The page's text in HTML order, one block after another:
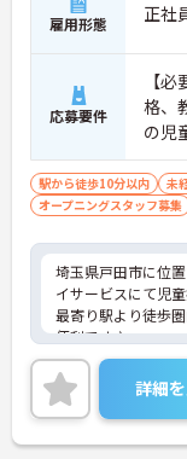
雇用形態 正社
応募要件
【
格、
の児
駅から徒歩10分以内 未
オープニングスタッフ募集
埼玉県戸田市に位
イサービスにて児
最寄り駅より徒歩
便利です♪
育児休暇制度があ
じて長くお仕事を
ご興味ある方には
詳細をお話しいた
い！
詳細